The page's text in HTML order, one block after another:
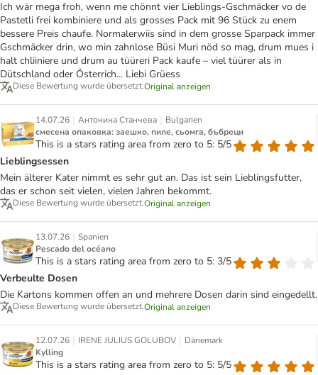
Ich wär mega froh, wenn me chönnt vier Lieblings-Gschmäcker vo de
Pastetli frei kombiniere und als grosses Pack mit 96 Stück zu enem
bessere Preis chaufe. Normalerwiis sind in dem grosse Sparpack immer
Gschmäcker drin, wo min zahnlose Büsi Muri nöd so mag, drum mues i
halt chliiniere und drum au tüüreri Pack kaufe – viel tüürer als in
Dütschland oder Österrich... Liebi Grüess
Diese Bewertung wurde übersetzt.Original anzeigen
14.07.26 | Антонина Станчева | Bulgarien
смесена опаковка: заешко, пиле, сьомга, бъбреци
This is a stars rating area from zero to 5: 5/5
Lieblingsessen
Mein älterer Kater nimmt es sehr gut an. Das ist sein Lieblingsfutter,
das er schon seit vielen, vielen Jahren bekommt.
Diese Bewertung wurde übersetzt.Original anzeigen
13.07.26 | Spanien
Pescado del océano
This is a stars rating area from zero to 5: 3/5
Verbeulte Dosen
Die Kartons kommen offen an und mehrere Dosen darin sind eingedellt.
Diese Bewertung wurde übersetzt.Original anzeigen
12.07.26 | IRENE JULIUS GOLUBOV | Dänemark
Kylling
This is a stars rating area from zero to 5: 5/5